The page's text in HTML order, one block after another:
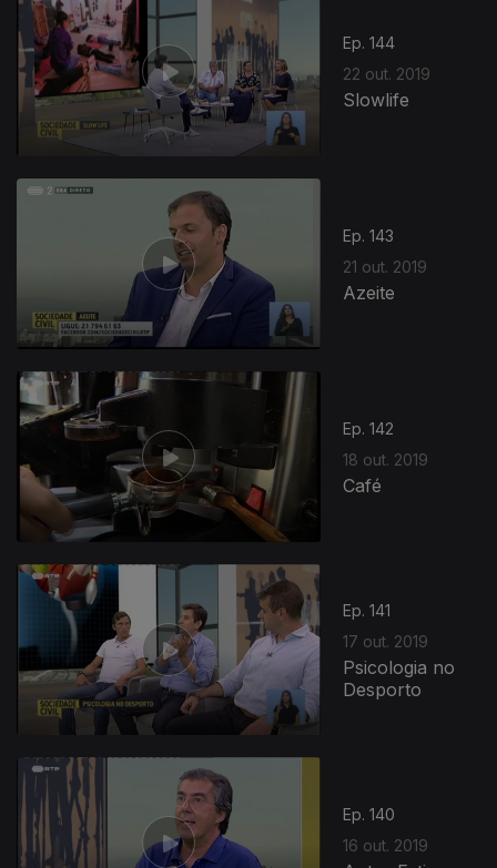
Ep. 144
22 out. 2019
Slowlife
Ep. 143
21 out. 2019
Azeite
Ep. 142
18 out. 2019
Café
Ep. 141
17 out. 2019
Psicologia no
Desporto
Ep. 140
16 out. 2019
433364